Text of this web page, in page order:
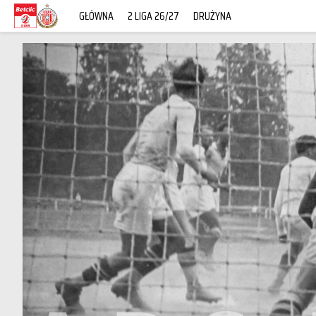
GŁÓWNA 2 LIGA 26/27 DRUŻYNA